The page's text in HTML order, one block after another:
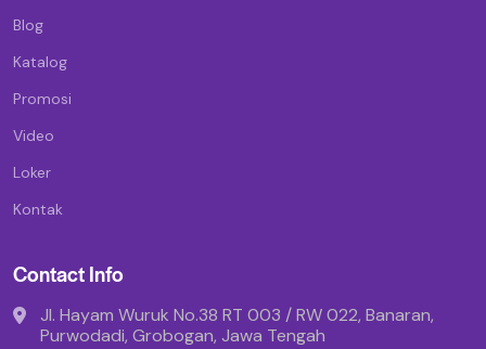
Blog
Katalog
Promosi
Video
Loker
Kontak
Contact Info
Jl. Hayam Wuruk No.38 RT 003 / RW 022, Banaran,
Purwodadi, Grobogan, Jawa Tengah